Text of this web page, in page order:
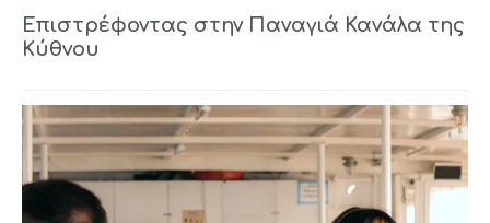
Επιστρέφοντας στην Παναγιά Κανάλα της
Κύθνου